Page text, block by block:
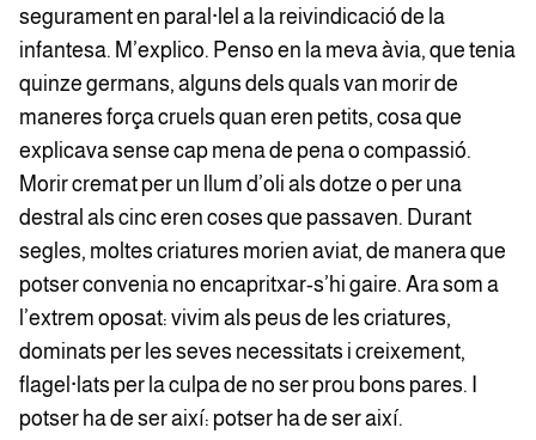
segurament en paral·lel a la reivindicació de la
infantesa. M’explico. Penso en la meva àvia, que tenia
quinze germans, alguns dels quals van morir de
maneres força cruels quan eren petits, cosa que
explicava sense cap mena de pena o compassió.
Morir cremat per un llum d’oli als dotze o per una
destral als cinc eren coses que passaven. Durant
segles, moltes criatures morien aviat, de manera que
potser convenia no encapritxar-s’hi gaire. Ara som a
l’extrem oposat: vivim als peus de les criatures,
dominats per les seves necessitats i creixement,
flagel·lats per la culpa de no ser prou bons pares. I
potser ha de ser així: potser ha de ser així.